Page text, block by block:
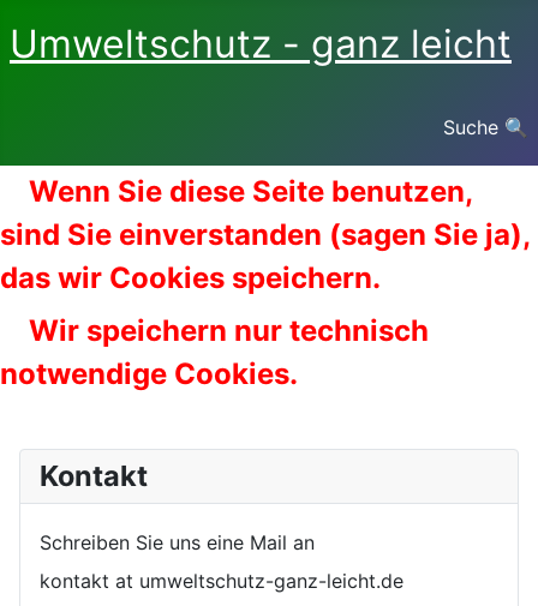
Umweltschutz - ganz leicht
Suche 🔍
Wenn Sie diese Seite benutzen,
sind Sie einverstanden (sagen Sie ja),
das wir Cookies speichern.
Wir speichern nur technisch
notwendige Cookies.
Kontakt
Schreiben Sie uns eine Mail an
kontakt at umweltschutz-ganz-leicht.de